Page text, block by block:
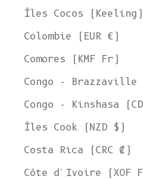
Îles Cocos (Keeling)
Colombie (EUR €)
Comores (KMF Fr)
Congo - Brazzaville
Congo - Kinshasa
Îles Cook (NZD $)
Costa Rica (CRC ₡)
Côte d'Ivoire (XOF